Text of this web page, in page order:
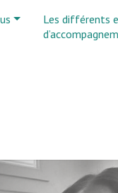
Les différents